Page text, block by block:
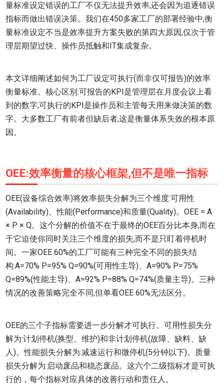
量标准设定错误的工厂不仅无法提升效率,还会因为追逐错误
指标而做出错误决策。我们在450多家工厂的部署经验中,衡
量标准设定不当是效率提升方案失败的第四大原因,仅次于管
理层期望过快、操作员抵触和IT集成复杂。
本文详细阐述如何为工厂设定可执行(而非仅可报告)的效率
衡量标准。核心区别:可报告的KPI是管理层在月度会议上看
到的数字;可执行的KPI是操作员和主管每天用来做决策的数
字。大多数工厂有前者但缺后者,这是衡量体系失效的根本原
因。
OEE:效率衡量的核心框架,但不是唯一指标
OEE(设备综合效率)将效率损失分解为三个维度:可用性
(Availability)、性能(Performance)和质量(Quality)。OEE = A
× P × Q。这个分解的价值不在于最终的OEE百分比本身,而在
于它迫使你同时关注三个维度的损失,而不是只盯着停机时
间。一家OEE 60%的工厂可能有三种完全不同的损失结
构:A=70% P=95% Q=90%(可用性主导)、A=90% P=75%
Q=89%(性能主导)、A=92% P=88% Q=74%(质量主导)。三种
情况的改善策略完全不同,但单看OEE 60%无法区分。
OEE的三个子指标需要进一步分解才可执行。可用性损失分
解为:计划停机(换型、维护)和非计划停机(故障、缺料、缺
人)。性能损失分解为:减速运行和微停机(5分钟以下)。质量
损失分解为:启动废品和稳态废品。这六个二级指标才是可执
行的，每个指标对应具体的改善行动和责任人。